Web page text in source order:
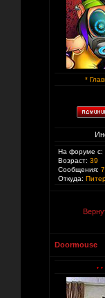
*
На форуме с:
Возраст: 39
Сообщения:
Откуда:
Doormouse